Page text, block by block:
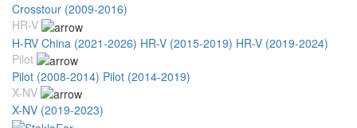
Crosstour (2009-2016)
HR-V
H-RV China (2021-2026) HR-V (2015-2019) HR-V (2019-2024)
Pilot
Pilot (2008-2014) Pilot (2014-2019)
X-NV
X-NV (2019-2023)